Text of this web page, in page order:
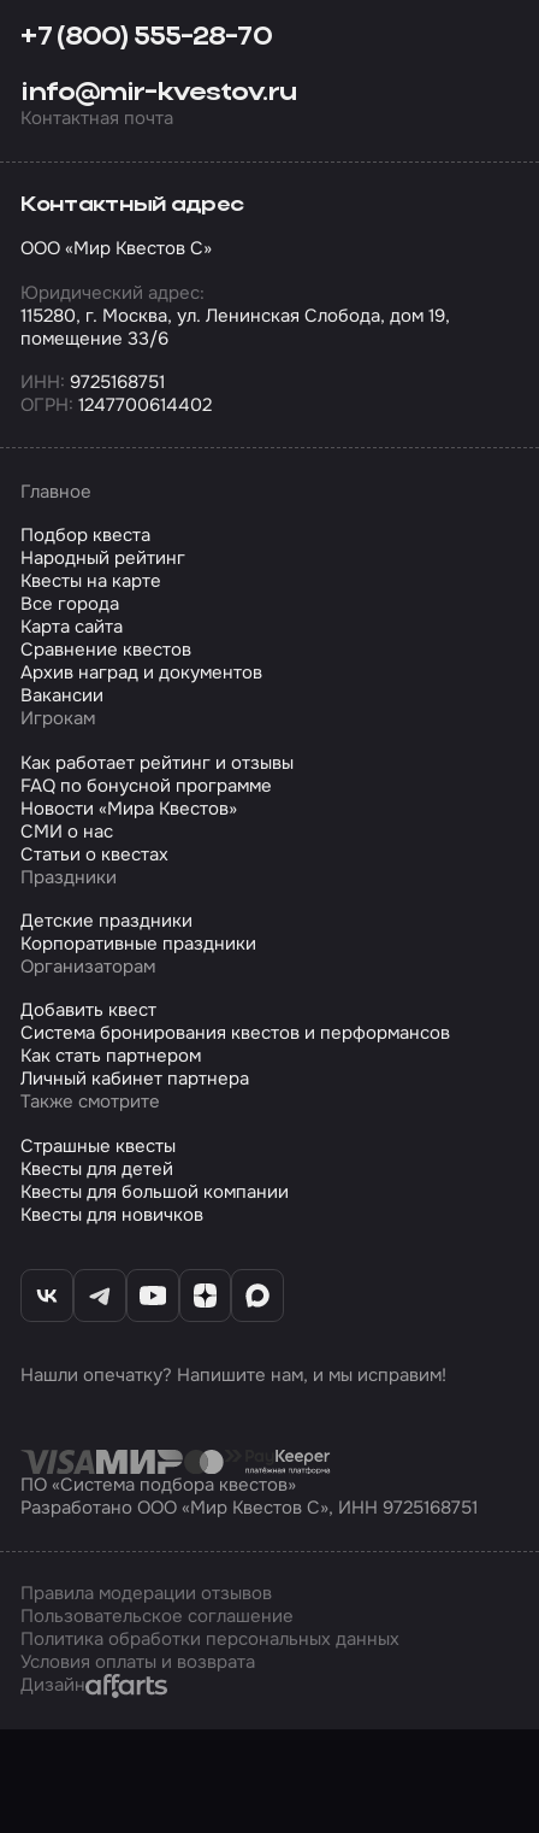
+7 (800) 555-28-70
info@mir-kvestov.ru
Контактная почта
Контактный адрес
ООО «Мир Квестов С»
Юридический адрес:
115280, г. Москва, ул. Ленинская Слобода, дом 19,
помещение 33/6
ИНН: 9725168751
ОГРН: 1247700614402
Главное
Подбор квеста
Народный рейтинг
Квесты на карте
Все города
Карта сайта
Сравнение квестов
Архив наград и документов
Вакансии
Игрокам
Как работает рейтинг и отзывы
FAQ по бонусной программе
Новости «Мира Квестов»
СМИ о нас
Статьи о квестах
Праздники
Детские праздники
Корпоративные праздники
Организаторам
Добавить квест
Система бронирования квестов и перформансов
Как стать партнером
Личный кабинет партнера
Также смотрите
Страшные квесты
Квесты для детей
Квесты для большой компании
Квесты для новичков
Нашли опечатку? Напишите нам, и мы исправим!
ПО «Система подбора квестов»
Разработано ООО «Мир Квестов С», ИНН 9725168751
Правила модерации отзывов
Пользовательское соглашение
Политика обработки персональных данных
Условия оплаты и возврата
ДизайнAffarts